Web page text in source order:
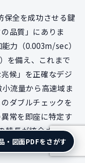
保全を成功させる鍵
品質」にありま
力（0.003m/sec）
を備え、これまで
候」を正確なデジ
流量から高速域ま
ダブルチェックを
常を即座に特定す
長が統合されるこ
道インフラの盤石
・図面PDFをさがす